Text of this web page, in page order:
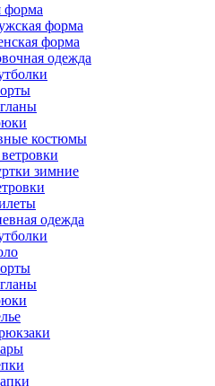
форма
форма
форма
одежда
костюмы
зимние
одежда